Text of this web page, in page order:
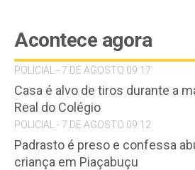
Acontece agora
POLICIAL - 7 DE AGOSTO 09:17
Casa é alvo de tiros durante a
Real do Colégio
POLICIAL - 7 DE AGOSTO 09:12
Padrasto é preso e confessa
criança em Piaçabuçu